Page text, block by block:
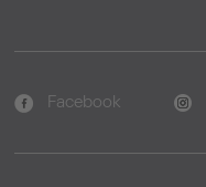
Facebook